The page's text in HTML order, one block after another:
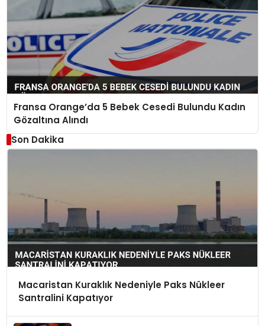
Fransa Orange’da 5 Bebek Cesedi Bulundu Kadın
Gözaltına Alındı
Son Dakika
Macaristan Kuraklık Nedeniyle Paks Nükleer
Santralini Kapatıyor